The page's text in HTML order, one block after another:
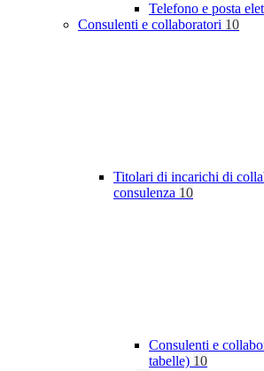
Telefono e posta
Consulenti e collaboratori 10
Titolari di incarichi di
consulenza 10
Consulenti e
tabelle) 10